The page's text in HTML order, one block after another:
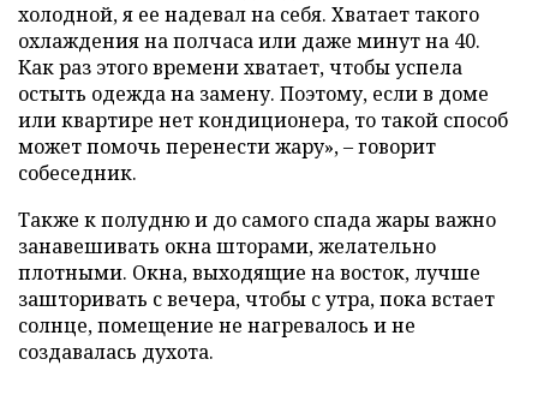
холодной, я ее надевал на себя. Хватает такого
охлаждения на полчаса или даже минут на 40.
Как раз этого времени хватает, чтобы успела
остыть одежда на замену. Поэтому, если в доме
или квартире нет кондиционера, то такой способ
может помочь перенести жару», – говорит
собеседник.
Также к полудню и до самого спада жары важно
занавешивать окна шторами, желательно
плотными. Окна, выходящие на восток, лучше
зашторивать с вечера, чтобы с утра, пока встает
солнце, помещение не нагревалось и не
создавалась духота.